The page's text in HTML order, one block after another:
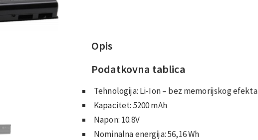
Opis
Podatkovna tablica
Tehnologija: Li-Ion – bez memorijskog efekta
Kapacitet: 5200 mAh
Napon: 10.8V
Nominalna energija: 56,16 Wh